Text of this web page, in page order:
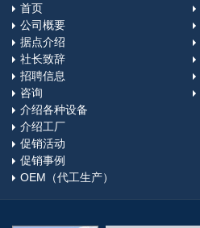
首页
公司概要
据点介绍
社长致辞
招聘信息
咨询
介绍各种设备
介绍工厂
促销活动
促销事例
OEM（代工生产）